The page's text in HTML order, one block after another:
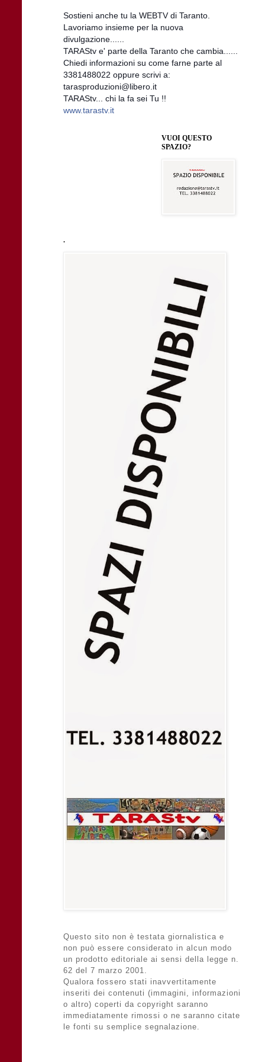
Sostieni anche tu la WEBTV di Taranto.
Lavoriamo insieme per la nuova
divulgazione......
TARAStv e' parte della Taranto che cambia......
Chiedi informazioni su come farne parte al
3381488022 oppure scrivi a:
tarasproduzioni@libero.it
TARAStv... chi la fa sei Tu !!
www.tarastv.it
VUOI QUESTO
SPAZIO?
.
Questo sito non è testata giornalistica e
non può essere considerato in alcun modo
un prodotto editoriale ai sensi della legge n.
62 del 7 marzo 2001.
Qualora fossero stati inavvertitamente
inseriti dei contenuti (immagini, informazioni
o altro) coperti da copyright saranno
immediatamente rimossi o ne saranno citate
le fonti su semplice segnalazione.